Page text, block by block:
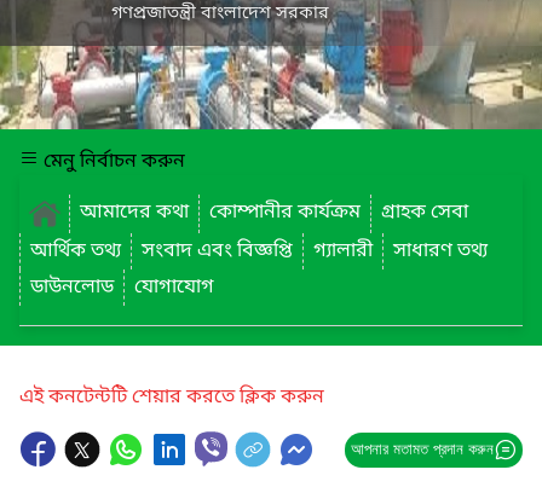
গণপ্রজাতন্ত্রী বাংলাদেশ সরকার
মেনু নির্বাচন করুন
আমাদের কথা
কোম্পানীর কার্যক্রম
গ্রাহক সেবা
আর্থিক তথ্য
সংবাদ এবং বিজ্ঞপ্তি গ্যালারী
সাধারণ তথ্য
ডাউনলোড
যোগাযোগ
এই কনটেন্টটি শেয়ার করতে ক্লিক করুন
আপনার মতামত প্রদান করুন